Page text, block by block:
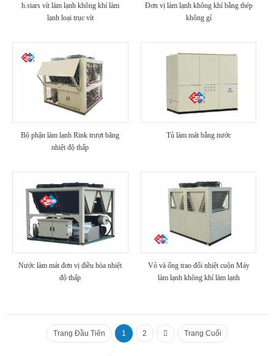
h.stars vít làm lạnh không khí làm
lạnh loại trục vít
Đơn vị làm lạnh không khí bằng thép
không gỉ
Bộ phận làm lạnh Rink trượt băng
nhiệt độ thấp
Tủ làm mát bằng nước
Nước làm mát đơn vị điều hòa nhiệt
độ thấp
Vỏ và ống trao đổi nhiệt cuộn Máy
làm lạnh không khí làm lạnh
Trang Đầu Tiên 1 2 Trang Cuối